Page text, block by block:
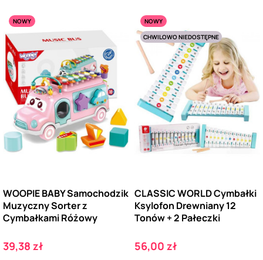
NOWY
WOOPIE BABY Samochodzik
Muzyczny Sorter z
Cymbałkami Różowy
Cena
39,38 zł
NOWY
CHWILOWO NIEDOSTĘPNE
CLASSIC WORLD Cymbałki
Ksylofon Drewniany 12
Tonów + 2 Pałeczki
Cena
56,00 zł